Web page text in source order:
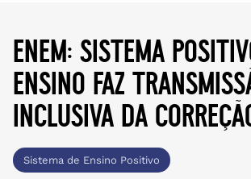
enem: sistema
ensino faz
inclusiva da
Sistema de Ensino Positivo